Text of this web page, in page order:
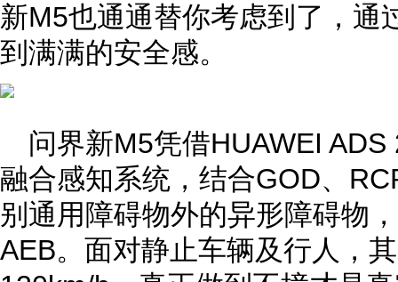
新M5也通通替你考虑到了，通
到满满的安全感。
问界新M5凭借HUAWEI
融合感知系统，结合GOD、
别通用障碍物外的异形障碍物
AEB。面对静止车辆及行人，